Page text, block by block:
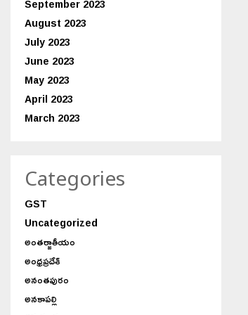
August 2023
July 2023
June 2023
May 2023
April 2023
March 2023
Categories
GST
Uncategorized
అంతర్జాతీయం
అంధ్రప్రదేశ్
అనంతపురం
అనకాపల్లి